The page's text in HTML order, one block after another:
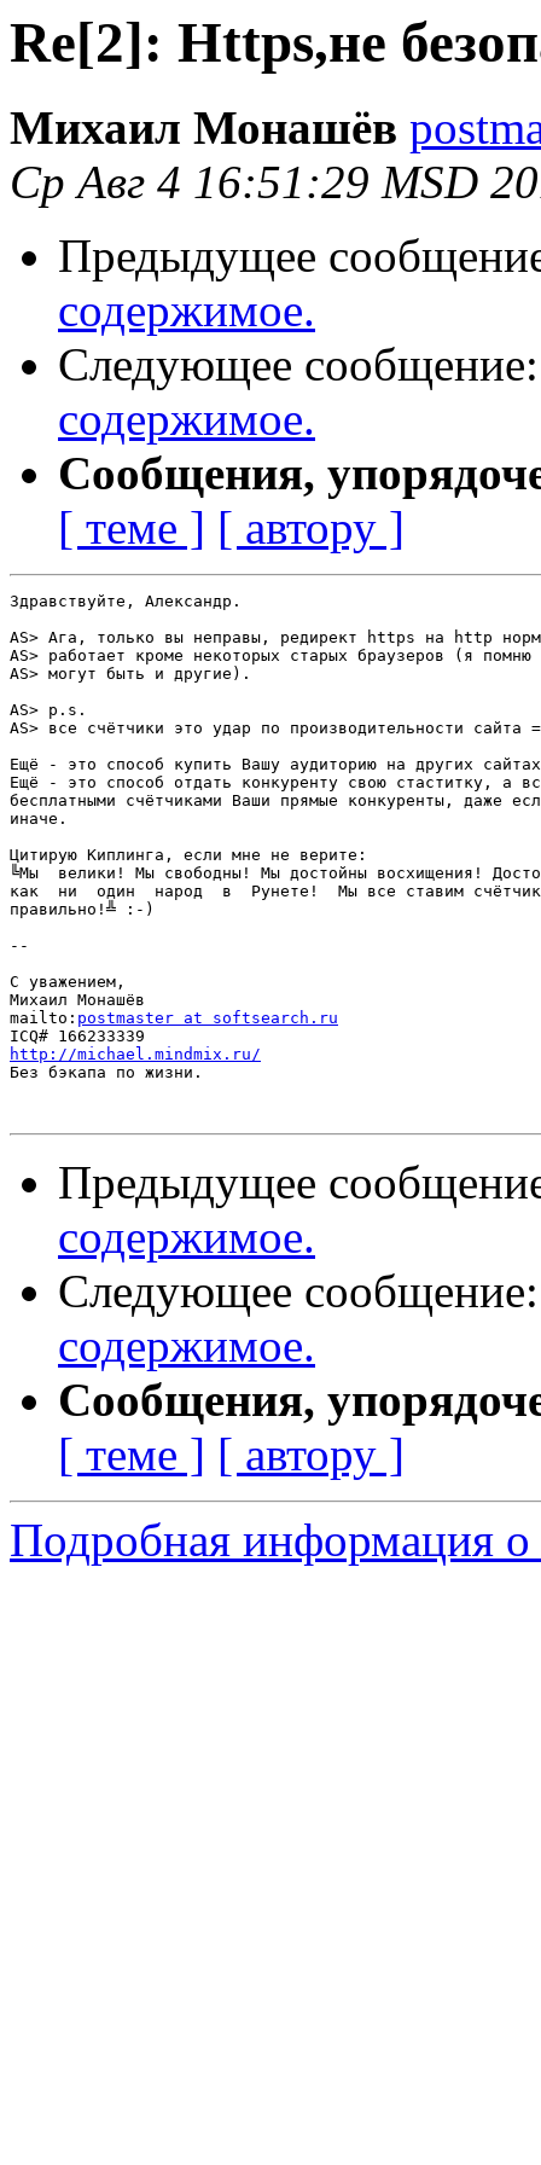
Re[2]: Https,не
Михаил Монашёв
Ср Авг 4 16:51:29 MSD
Предыдущее
содержимое.
Следующее
содержимое.
Сообщения,
[ теме ] [ автору ]
Здравствуйте, Александр.
AS> Ага, только вы неправы, редирект https на http
AS> работает кроме некоторых старых браузеров (я
AS> могут быть и другие).
AS> p.s.
AS> все счётчики это удар по производительности сайта
Ещё - это способ купить Вашу аудиторию на других
Ещё - это способ отдать конкуренту свою стаститку, а
бесплатными счётчиками Ваши прямые конкуренты, даже
иначе.
Цитирую Киплинга, если мне не верите:
╚Мы  велики! Мы свободны! Мы достойны восхищения!
как  ни  один  народ  в  Рунете!  Мы все ставим
правильно!╩ :-)
--
С уважением,
Михаил Монашёв
mailto: postmaster at softsearch.ru
http://michael.mindmix.ru/
Без бэкапа по жизни.
Предыдущее
содержимое.
Следующее
содержимое.
Сообщения,
[ теме ] [ автору ]
Подробная информация